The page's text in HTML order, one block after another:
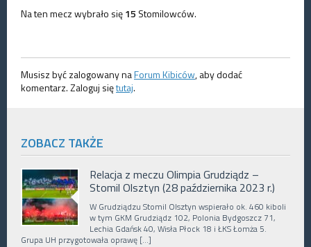
Na ten mecz wybrało się15 Stomilowców.
Musisz być zalogowany naForum Kibiców, aby dodać
komentarz. Zaloguj siętutaj.
ZOBACZ TAKŻE
Relacja z meczu Olimpia Grudziądz –
Stomil Olsztyn (28 października 2023 r.)
W Grudziądzu Stomil Olsztyn wspierało ok. 460 kiboli
w tym GKM Grudziądz 102, Polonia Bydgoszcz 71,
Lechia Gdańsk 40, Wisła Płock 18 i ŁKS Łomża 5.
Grupa UH przygotowała oprawę […]